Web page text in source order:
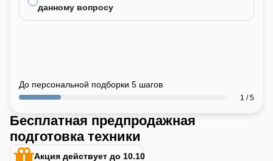
данному вопросу
До персональной подборки 5 шагов
1 / 5
Бесплатная предпродажная
подготовка техники
Акция действует до 10.10